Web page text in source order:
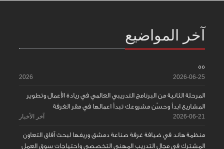
آخر المواضيع
55
2026-06-25
2026
المرحلة الثانية من البرنامج التدريبي العالمي في ريادة الأعمال وتطوير
المشاريع ابدأ وحسّن مشروعك تبدأ اعمالها في مقر الغرفة
2026-06-21 آخر الأخبار
منظمة هاند في ضيافة غرفة صناعة دمشق وريفها لبحث آفاق التعاون
المشترك في مجال التدريب المهني التخصصي واحتياجات سوق العمل